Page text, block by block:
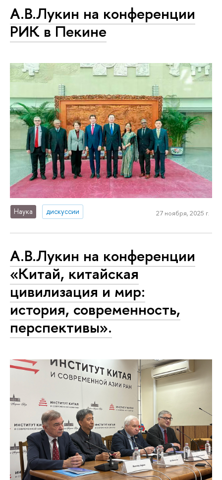
А.В.Лукин на конференции
РИК в Пекине
Наука дискуссии 27 ноября, 2025 г.
А.В.Лукин на конференции
«Китай, китайская
цивилизация и мир:
история, современность,
перспективы».